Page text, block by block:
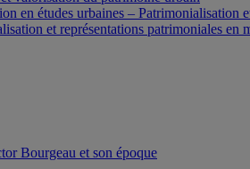
en études urbaines – Patrimonialisation
et représentations patrimoniales en
Bourgeau et son époque